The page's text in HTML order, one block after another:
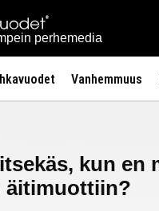
perhemedia
Vanhemmuus
kun en
äitimuottiin?